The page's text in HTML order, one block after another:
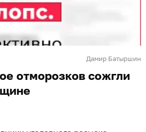
Дамир Батыршин
отморозков сожгли